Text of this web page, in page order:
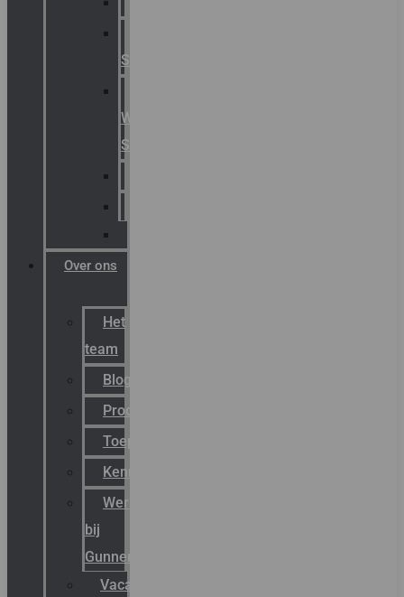
Signaling
Warning
Signals
Over ons
Het
team
Blog
Productnieuws
Toepassingen
Kenniscentrum
Werken
bij
Gunneman
Vacatures